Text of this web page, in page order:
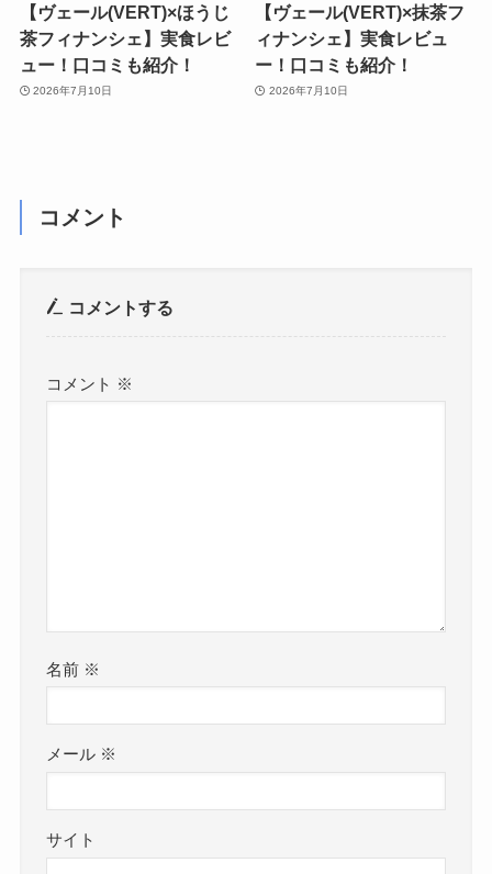
【ヴェール(VERT)×ほうじ
茶フィナンシェ】実食レビ
ュー！口コミも紹介！
2026年7月10日
【ヴェール(VERT)×抹茶フ
ィナンシェ】実食レビュ
ー！口コミも紹介！
2026年7月10日
コメント
コメントする
コメント ※
名前 ※
メール ※
サイト